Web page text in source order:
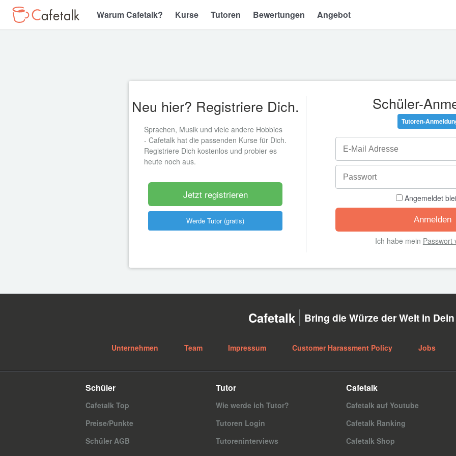
Warum Cafetalk? Kurse Tutoren Bewertungen Angebot
Schüler-
Tutoren-
Angemeldet
Ich habe mein Passwort
Neu hier? Registriere Dich.
Sprachen, Musik und viele andere Hobbies
- Cafetalk hat die passenden Kurse für Dich.
Registriere Dich kostenlos und probier es
heute noch aus.
Jetzt registrieren
Werde Tutor (gratis)
Cafetalk Bring die Würze der Welt in
Unternehmen Team Impressum Customer Harassment Policy Jobs
Schüler
Cafetalk Top
Preise/Punkte
Schüler AGB
Tutor
Wie werde ich Tutor?
Tutoren Login
Tutoreninterviews
Cafetalk
Cafetalk auf Youtube
Cafetalk Ranking
Cafetalk Shop